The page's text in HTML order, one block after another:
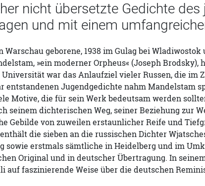
nicht übersetzte Gedichte
und mit einem
Warschau geborene, 1938 im Gulag bei
»ein moderner Orpheus« (Joseph
war das Anlaufziel vieler Russen, die im
entstandenen Jugendgedichte nahm Mandelstam
Motive, die für sein Werk bedeutsam werden
seinem dichterischen Weg, seiner Beziehung zur
Gebilde von zuweilen erstaunlicher Reife und
die sieben an die russischen Dichter
sowie erstmals sämtliche in Heidelberg und im
Original und in deutscher Übertragung. In
auf faszinierende Weise über die deutschen